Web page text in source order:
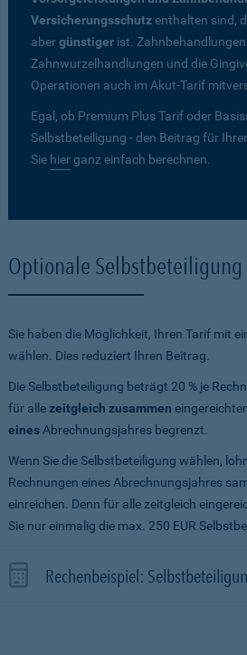
Versicherungsschutzenthalten sind,
abergünstiger ist.
Zahnwurzelhandlungen und die
Operationen auch im Akut-Tarif
Egal, ob Premium Plus Tarif oder
Selbstbeteiligung - den Beitrag für
Sie hierganz einfach berechnen.
Optionale Selbstbeteiligung
Sie haben die Möglichkeit, Ihren Tarif mit
wählen. Dies reduziert Ihren Beitrag.
Die Selbstbeteiligung beträgt 20 % je
für allezeitgleich zusammen
eines Abrechnungsjahres begrenzt.
Wenn Sie die Selbstbeteiligung wählen,
Rechnungen eines Abrechnungsjahres
einreichen. Denn für alle zeitgleich
Sie nur einmalig die max. 250 EUR
Rechenbeispiel: